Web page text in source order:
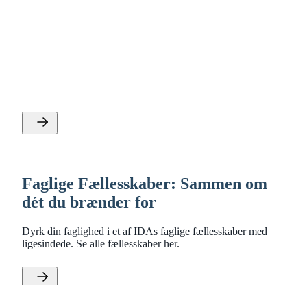
Faglige Fællesskaber: Sammen om
dét du brænder for
Dyrk din faglighed i et af IDAs faglige fællesskaber med
ligesindede. Se alle fællesskaber her.